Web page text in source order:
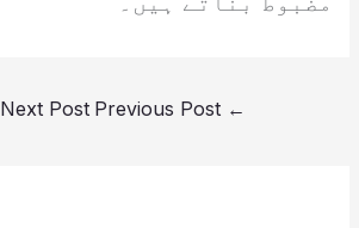
←
Next Post